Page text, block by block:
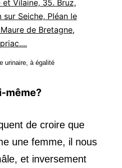
urinaire, à égalité
même?
de croire que
une femme, il nous
et inversement